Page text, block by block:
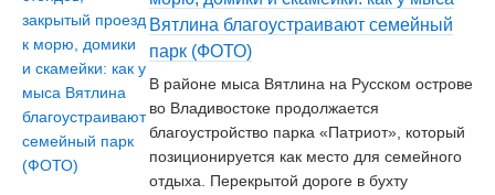
Вятлина благоустраивают семейный
парк (ФОТО)
В районе мыса Вятлина на Русском острове
во Владивостоке продолжается
благоустройство парка «Патриот», который
позиционируется как место для семейного
отдыха. Перекрытой дороге в бухту